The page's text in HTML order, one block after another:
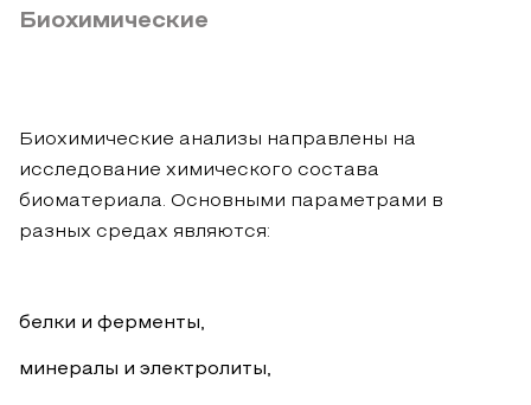
Биохимические
Биохимические анализы направлены на
исследование химического состава
биоматериала. Основными параметрами в
разных средах являются:
белки и ферменты,
минералы и электролиты,